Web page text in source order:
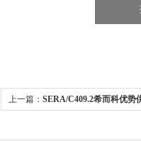
上一篇： SERA/C409.2希而科优势